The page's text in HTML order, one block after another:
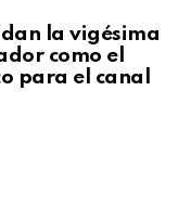
la vigésima
como el
para el canal